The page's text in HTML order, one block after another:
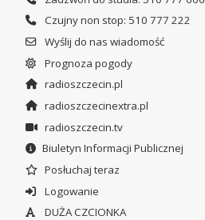
Czujny non stop: 510 777 222
Wyślij do nas wiadomość
Prognoza pogody
radioszczecin.pl
radioszczecinextra.pl
radioszczecin.tv
Biuletyn Informacji Publicznej
Posłuchaj teraz
Logowanie
DUŻA CZCIONKA